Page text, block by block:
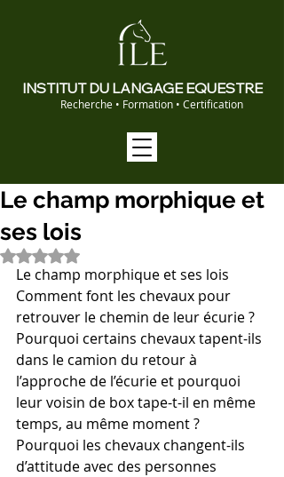
INSTITUT DU LANGAGE EQUESTRE
Recherche • Formation • Certification
Le champ morphique et
ses lois
Noté NaN étoiles sur 5.
Le champ morphique et ses lois
Comment font les chevaux pour
retrouver le chemin de leur écurie ?
Pourquoi certains chevaux tapent-ils
dans le camion du retour à
l’approche de l’écurie et pourquoi
leur voisin de box tape-t-il en même
temps, au même moment ?
Pourquoi les chevaux changent-ils
d’attitude avec des personnes